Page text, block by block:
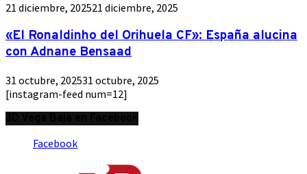
21 diciembre, 202521 diciembre, 2025
«El Ronaldinho del Orihuela CF»: España alucina
con Adnane Bensaad
31 octubre, 202531 octubre, 2025
[instagram-feed num=12]
Facebook